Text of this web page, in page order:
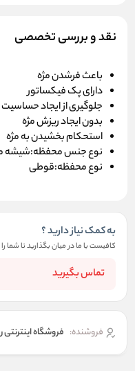
نقد و بررسی تخصصی
باعث فرشدن مژه
دارای پک فیکساتور
جلوگیری از ایجاد
بدون ایجاد ریزش مژه
استحکام بخشیدن به مژه
نوع جنس محفظه:شیشه
نوع محفظه:قوطی
به کمک نیاز دارید ؟
کافیست با ما در میان بگذارید تا شما
تماس بگیرید
فروشنده: فروشگاه اینترنتی